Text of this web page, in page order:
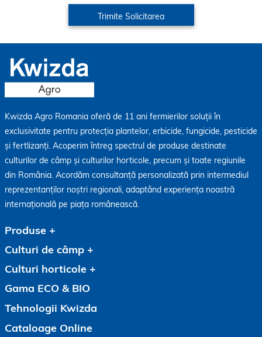
Kwizda Agro Romania oferă de 11 ani fermierilor soluții în
exclusivitate pentru protecția plantelor, erbicide, fungicide, pesticide
și fertlizanți. Acoperim întreg spectrul de produse destinate
culturilor de câmp și culturilor horticole, precum și toate regiunile
din România. Acordăm consultanță personalizată prin intermediul
reprezentanților noștri regionali, adaptând experiența noastră
internațională pe piața românească.
Produse
Culturi de câmp
Culturi horticole
Gama ECO & BIO
Tehnologii Kwizda
Cataloage Online